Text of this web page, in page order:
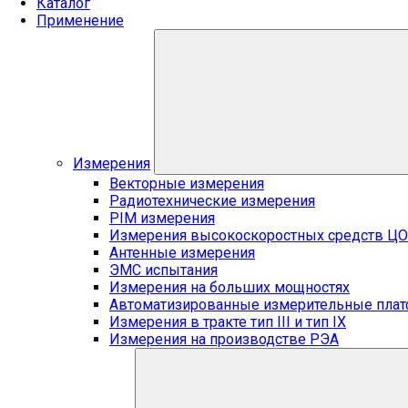
Применение
Измерения
Векторные измерения
Радиотехнические измерения
PIM измерения
Измерения высокоскоростных средств
Антенные измерения
ЭМС испытания
Измерения на больших мощностях
Автоматизированные измерительные
Измерения в тракте тип III и тип IX
Измерения на производстве РЭА